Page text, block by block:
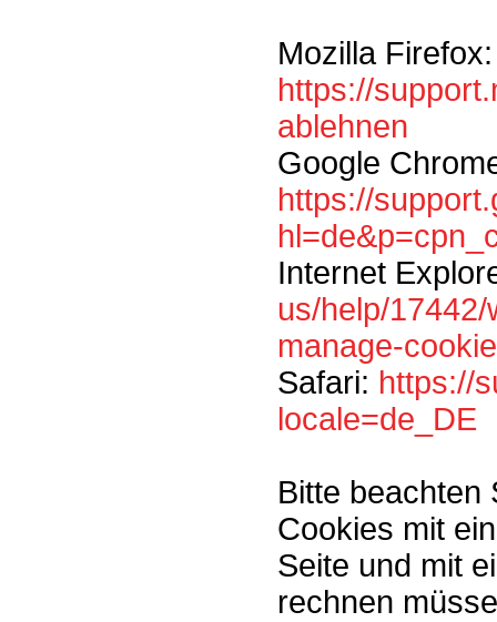
Mozilla Firefox:
https://
ablehnen
Google
https://
Internet
us/help/
manage-
Safari: https://
locale=de_DE
Bitte beachten
Cookies mit
Seite und mit
rechnen